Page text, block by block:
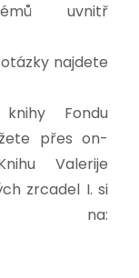
uvnitř
najdete
Fondu
přes on-
Valerije
zrcadel I. si
na: